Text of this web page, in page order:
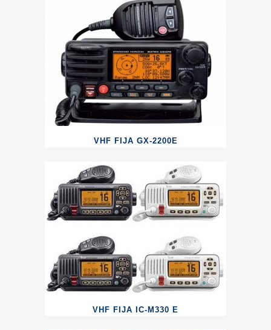
VHF FIJA GX-2200E
VHF FIJA IC-M330 E